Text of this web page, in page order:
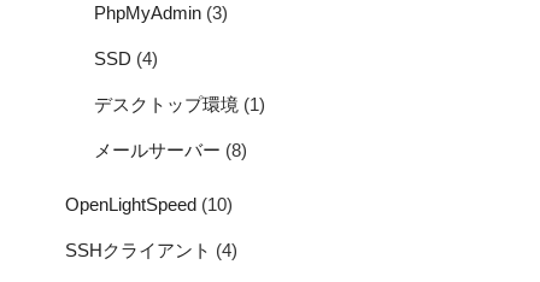
PhpMyAdmin (3)
SSD (4)
デスクトップ環境 (1)
メールサーバー (8)
OpenLightSpeed (10)
SSHクライアント (4)